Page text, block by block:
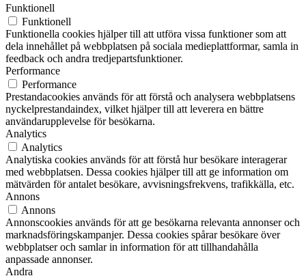
Funktionell
Funktionell
Funktionella cookies hjälper till att utföra vissa funktioner som att
dela innehållet på webbplatsen på sociala medieplattformar, samla in
feedback och andra tredjepartsfunktioner.
Performance
Performance
Prestandacookies används för att förstå och analysera webbplatsens
nyckelprestandaindex, vilket hjälper till att leverera en bättre
användarupplevelse för besökarna.
Analytics
Analytics
Analytiska cookies används för att förstå hur besökare interagerar
med webbplatsen. Dessa cookies hjälper till att ge information om
mätvärden för antalet besökare, avvisningsfrekvens, trafikkälla, etc.
Annons
Annons
Annonscookies används för att ge besökarna relevanta annonser och
marknadsföringskampanjer. Dessa cookies spårar besökare över
webbplatser och samlar in information för att tillhandahålla
anpassade annonser.
Andra